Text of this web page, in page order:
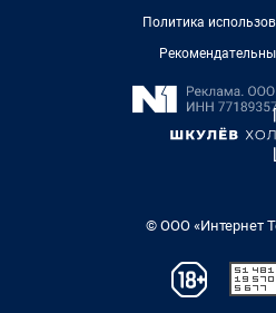
Политика
© ООО «Интернет